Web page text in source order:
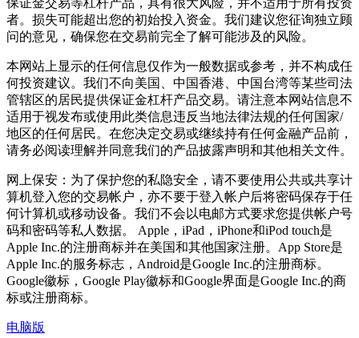
保证金交易等杠杆产品，具有很大风险，并不适用于所有投资
者。损失可能超出您的初始投入资金。我们建议您征询独立顾
问的意见，确保您在交易前完全了解可能涉及的风险。
本网站上显示的任何信息仅作为一般数据或参考，并不构成任
何投资建议。我们不向美国、中国香港、中国台湾等某些司法
管辖区的居民提供保证金杠杆产品交易。请注意本网站信息不
适用于视发布或使用此类信息违反当地法律法规的任何国家/
地区的任何居民。在您决定交易或继续持有任何金融产品前，
请务必阅读理解并同意我们的产品披露声明和其他相关文件。
网上保安：为了保护您的私隐安全，请不要使用公共或共享计
算机登入您的交易帐户，亦不要于登入帐户后将密码保存于任
何计算机或移动设备。我们不会以电邮方式要求您提供帐户号
码和密码等私人数据。 Apple，iPad，iPhone和iPod touch是
Apple Inc.的注册商标并在美国和其他国家注册。App Store是
Apple Inc.的服务标志，Android是Google Inc.的注册商标。
Google徽标，Google Play徽标和Google界面是Google Inc.的商
标或注册商标。
电脑版